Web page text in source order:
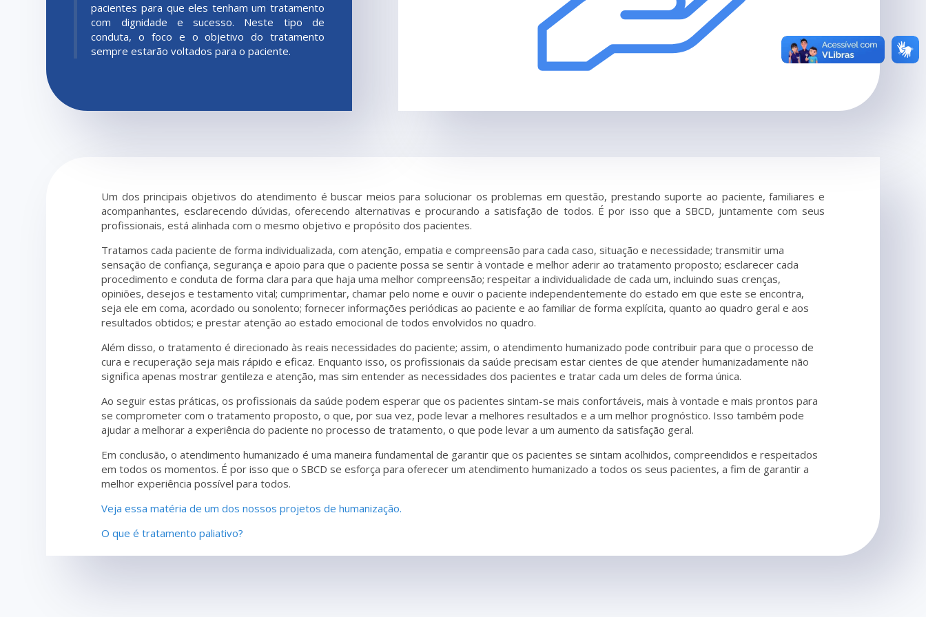
pacientes para que eles tenham um tratamento
com dignidade e sucesso. Neste tipo de
conduta, o foco e o objetivo do tratamento
sempre estarão voltados para o paciente.
Um dos principais objetivos do atendimento é buscar meios para solucionar os problemas em questão, prestando suporte ao paciente, familiares e
acompanhantes, esclarecendo dúvidas, oferecendo alternativas e procurando a satisfação de todos. É por isso que a SBCD, juntamente com seus
profissionais, está alinhada com o mesmo objetivo e propósito dos pacientes.
Tratamos cada paciente de forma individualizada, com atenção, empatia e compreensão para cada caso, situação e necessidade; transmitir uma
sensação de confiança, segurança e apoio para que o paciente possa se sentir à vontade e melhor aderir ao tratamento proposto; esclarecer cada
procedimento e conduta de forma clara para que haja uma melhor compreensão; respeitar a individualidade de cada um, incluindo suas crenças,
opiniões, desejos e testamento vital; cumprimentar, chamar pelo nome e ouvir o paciente independentemente do estado em que este se encontra,
seja ele em coma, acordado ou sonolento; fornecer informações periódicas ao paciente e ao familiar de forma explícita, quanto ao quadro geral e aos
resultados obtidos; e prestar atenção ao estado emocional de todos envolvidos no quadro.
Além disso, o tratamento é direcionado às reais necessidades do paciente; assim, o atendimento humanizado pode contribuir para que o processo de
cura e recuperação seja mais rápido e eficaz. Enquanto isso, os profissionais da saúde precisam estar cientes de que atender humanizadamente não
significa apenas mostrar gentileza e atenção, mas sim entender as necessidades dos pacientes e tratar cada um deles de forma única.
Ao seguir estas práticas, os profissionais da saúde podem esperar que os pacientes sintam-se mais confortáveis, mais à vontade e mais prontos para
se comprometer com o tratamento proposto, o que, por sua vez, pode levar a melhores resultados e a um melhor prognóstico. Isso também pode
ajudar a melhorar a experiência do paciente no processo de tratamento, o que pode levar a um aumento da satisfação geral.
Em conclusão, o atendimento humanizado é uma maneira fundamental de garantir que os pacientes se sintam acolhidos, compreendidos e respeitados
em todos os momentos. É por isso que o SBCD se esforça para oferecer um atendimento humanizado a todos os seus pacientes, a fim de garantir a
melhor experiência possível para todos.
Veja essa matéria de um dos nossos projetos de humanização.
O que é tratamento paliativo?